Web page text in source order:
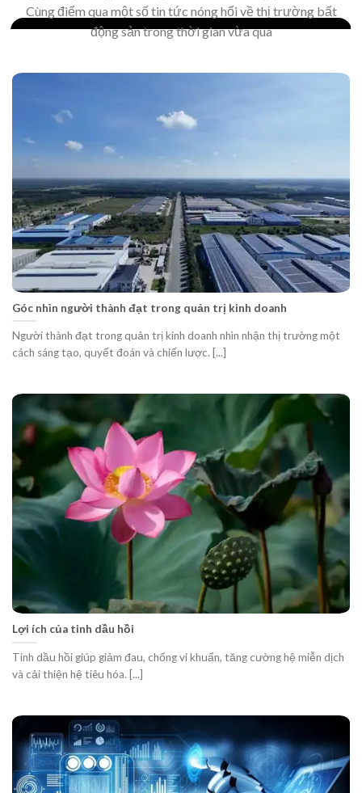
Cùng điểm qua một số tin tức nóng hổi về thị trường bất
động sản trong thời gian vừa qua
Góc nhìn người thành đạt trong quản trị kinh doanh
Người thành đạt trong quản trị kinh doanh nhìn nhận thị trường một
cách sáng tạo, quyết đoán và chiến lược. [...]
Lợi ích của tinh dầu hồi
Tinh dầu hồi giúp giảm đau, chống vi khuẩn, tăng cường hệ miễn dịch
và cải thiện hệ tiêu hóa. [...]